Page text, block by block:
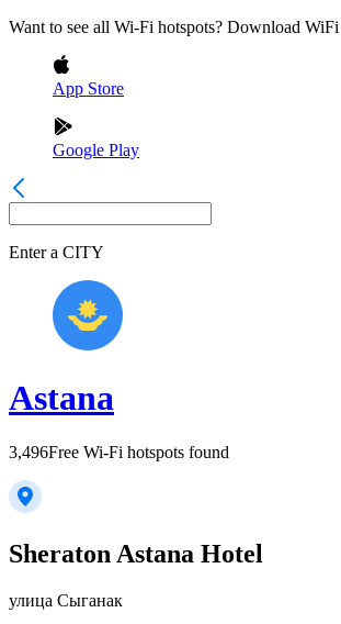
Want to see all Wi-Fi hotspots? Download
App Store
Google Play
Enter a CITY
Astana
3,496Free Wi-Fi hotspots found
Sheraton Astana Hotel
улица Сыганак